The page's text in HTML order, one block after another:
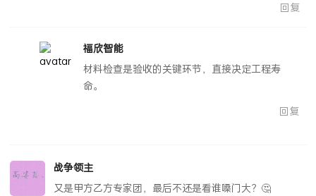
回复
福欣智能
材料检查是验收的关键环节，直接决定工程寿
命。
回复
战争领主
又是甲方乙方专家团，最后不还是看谁嗓门大？🤔